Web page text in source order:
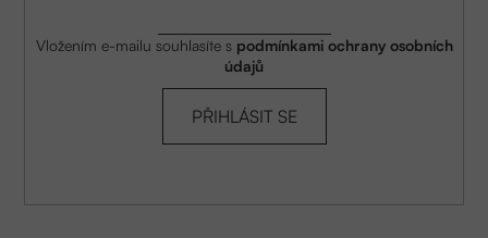
Vložením e-mailu souhlasíte s podmínkami ochrany osobních
údajů
PŘIHLÁSIT SE